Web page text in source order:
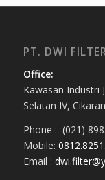
PT. DWI
Office:
Kawasan Industri
Selatan IV,
Phone : (021)
Mobile:
Email :